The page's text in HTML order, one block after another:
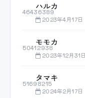
46436389
ハルカ
2023年4月17日
50412938
モモカ
2023年12月31日
51698215
タマキ
2024年2月17日